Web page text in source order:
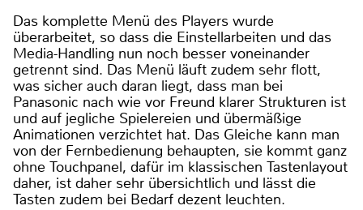
Das komplette Menü des Players wurde
überarbeitet, so dass die Einstellarbeiten und das
Media-Handling nun noch besser voneinander
getrennt sind. Das Menü läuft zudem sehr flott,
was sicher auch daran liegt, dass man bei
Panasonic nach wie vor Freund klarer Strukturen ist
und auf jegliche Spielereien und übermäßige
Animationen verzichtet hat. Das Gleiche kann man
von der Fernbedienung behaupten, sie kommt ganz
ohne Touchpanel, dafür im klassischen Tastenlayout
daher, ist daher sehr übersichtlich und lässt die
Tasten zudem bei Bedarf dezent leuchten.